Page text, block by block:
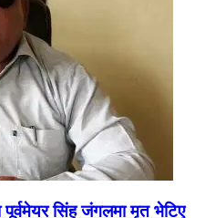
सिंह जंगलमा मृत भेटिए